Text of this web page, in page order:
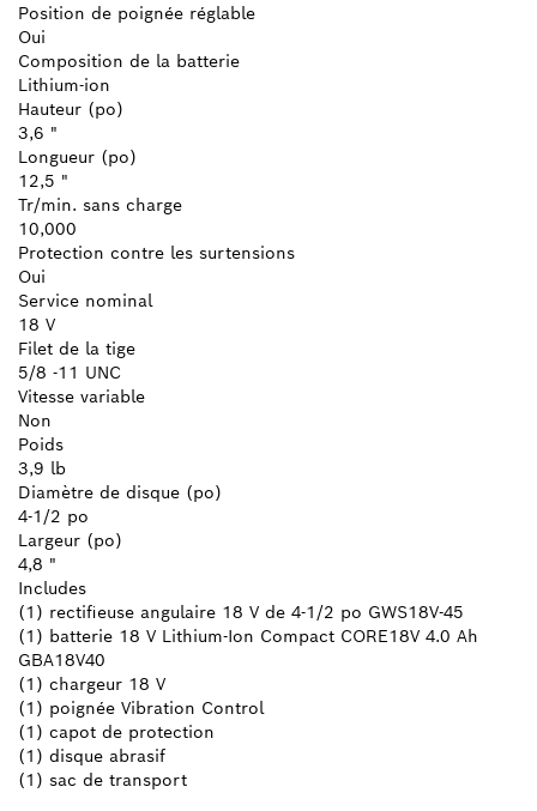
Position de poignée réglable
Oui
Composition de la batterie
Lithium-ion
Hauteur (po)
3,6 "
Longueur (po)
12,5 "
Tr/min. sans charge
10,000
Protection contre les surtensions
Oui
Service nominal
18 V
Filet de la tige
5/8 -11 UNC
Vitesse variable
Non
Poids
3,9 lb
Diamètre de disque (po)
4-1/2 po
Largeur (po)
4,8 "
Includes
(1) rectifieuse angulaire 18 V de 4-1/2 po GWS18V-45
(1) batterie 18 V Lithium-Ion Compact CORE18V 4.0 Ah
GBA18V40
(1) chargeur 18 V
(1) poignée Vibration Control
(1) capot de protection
(1) disque abrasif
(1) sac de transport